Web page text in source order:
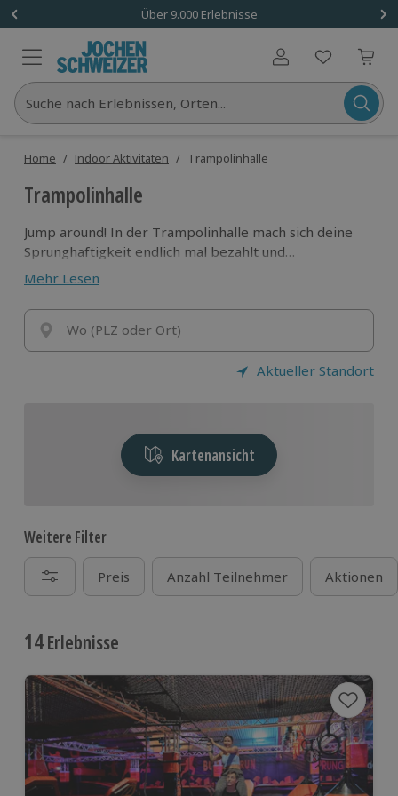
Über 9.000 Erlebnisse
Benutzerkonto
Suche nach Erlebnissen, Orten...
Home / Indoor Aktivitäten / Trampolinhalle
Trampolinhalle
Jump around! In der Trampolinhalle mach sich deine
Sprunghaftigkeit endlich mal bezahlt und
Freudensprünge haben sich selten so gut angefühlt.
Mach dich bereit für einen Tag voller Spaß und
(Körper-)Spannung!
Mehr Lesen
Wo (PLZ oder Ort)
Aktueller Standort
Kartenansicht
Weitere Filter
Preis Anzahl Teilnehmer Aktionen
14Erlebnisse